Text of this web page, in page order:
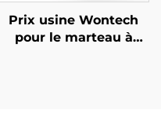
Prix usine Wontech
pour le marteau à